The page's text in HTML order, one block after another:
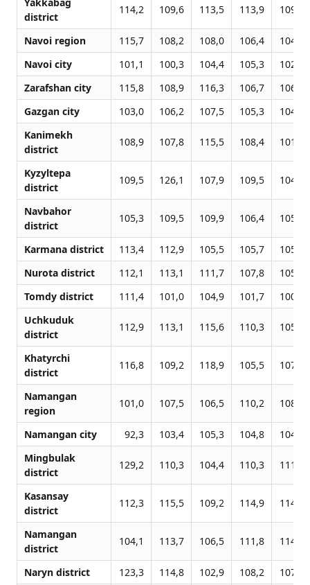
district
114,2 109,6 113,5 113,9 109,8
Navoi region 115,7 108,2 108,0 106,4
104,1
Navoi city
101,1 100,3 104,4 105,3
102,3
Zarafshan city
115,8 108,9 116,3 106,7
106,4
Gazgan city
103,0 106,2 107,5 105,3
104,3
Kanimekh
district
108,9 107,8 115,5 108,4 101,6
Kyzyltepa
district
109,5 126,1 107,9 109,5 104,6
Navbahor
district
105,3 109,5 109,9 106,4 105,9
Karmana district 113,4 112,9 105,5 105,7
105,4
Nurota district
112,1 113,1 111,7 107,8
105,3
Tomdy district
111,4 101,0 104,9 101,7
100,4
Uchkuduk
district
112,9 113,1 115,6 110,3 105,1
Khatyrchi
district
116,8 109,2 118,9 105,5 107,5
Namangan
region
101,0 107,5 106,5 110,2 108,0
Namangan city 92,3 103,4 105,3 104,8
104,0
Mingbulak
district
129,2 110,3 104,4 110,3 111,1
Kasansay
district
112,3 115,5 109,2 114,9 114,4
Namangan
district
104,1 113,7 106,5 111,8 114,5
Naryn district 123,3 114,8 102,9 108,2
107,6